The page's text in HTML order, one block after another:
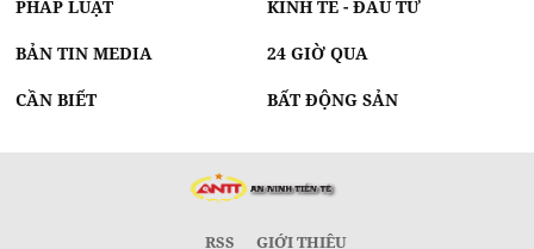
PHÁP LUẬT KINH TẾ - ĐẦU TƯ
BẢN TIN MEDIA 24 GIỜ QUA
CẦN BIẾT BẤT ĐỘNG SẢN
RSS GIỚI THIỆU